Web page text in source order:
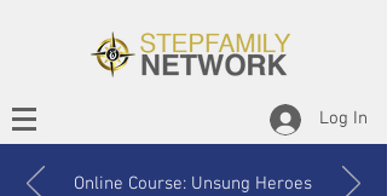
Log In
Online Course: Unsung Heroes